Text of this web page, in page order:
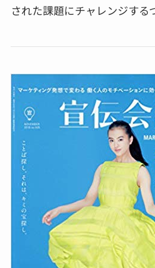
された課題にチャレンジする